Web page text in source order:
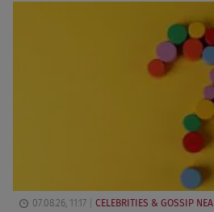
07.08.26, 11:17 CELEBRITIES & GOSSIP ΝΕΑ